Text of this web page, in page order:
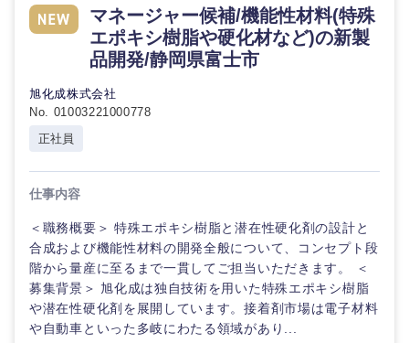
ご希望の職種を選択してください
経営企
画・事業
企画
経営ボー
ド
すべての経営企画・事業企
画
事業企画・事業開発
ご希望の職種を選択してください
経営企画・事業企画
経営ボード
管理
ご希望の業界を選択してください
商社・卸
エネルギー・資源・環境
ご希望の勤務地を選択してください
北海道・東北地方
北海道 青森県
秋田県 岩手県
ご希望条件を入力ください
希望年収
推奨年齢
20代 30代
マネージャー候補/機能性材料(特殊
エポキシ樹脂や硬化材など)の新製
品開発/静岡県富士市
旭化成株式会社
No. 01003221000778
正社員
仕事内容
＜職務概要＞ 特殊エポキシ樹脂と潜在性硬化剤の設計と
合成および機能性材料の開発全般について、コンセプト段
階から量産に至るまで一貫してご担当いただきます。 ＜
募集背景＞ 旭化成は独自技術を用いた特殊エポキシ樹脂
や潜在性硬化剤を展開しています。接着剤市場は電子材料
や自動車といった多岐にわたる領域があり...